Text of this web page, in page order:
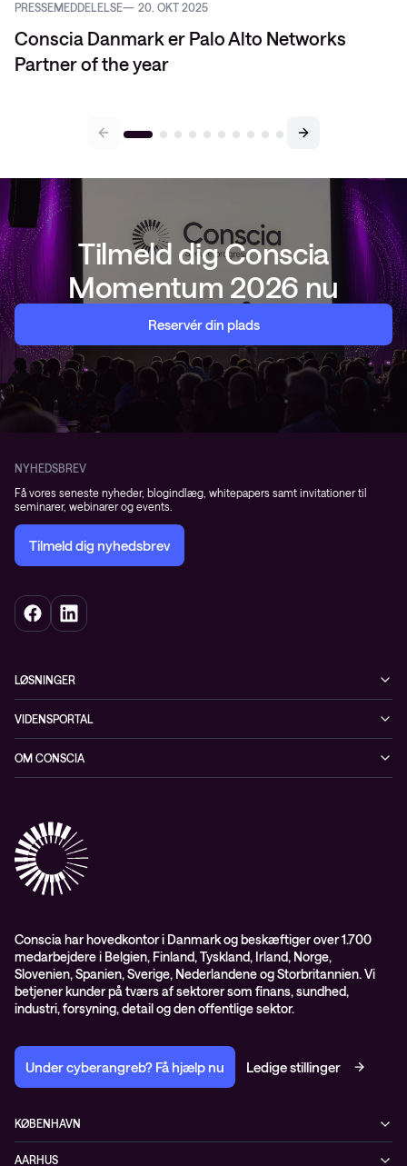
PRESSEMEDDELELSE 20. OKT 2025
Conscia Danmark er Palo Alto Networks
Partner of the year
Tilmeld dig Conscia
Momentum 2026 nu
Reservér din plads
NYHEDSBREV
Få vores seneste nyheder, blogindlæg, whitepapers samt invitationer til
seminarer, webinarer og events.
Tilmeld dig nyhedsbrev
LØSNINGER
Netværk
Datacenter & Cloud
Observability
Conscia Managed Services
Conscia Services
VIDENSPORTAL
Events
Videoer
Whitepapers
OM CONSCIA
Partnere
Presserum
ISO certifikater
Proces for kundeklager
Salgs- og leveringsbetingelser
Selskabsoplysninger og SKI-rammeaftale
Conscia har hovedkontor i Danmark og beskæftiger over 1.700
medarbejdere i Belgien, Finland, Tyskland, Irland, Norge,
Slovenien, Spanien, Sverige, Nederlandene og Storbritannien. Vi
betjener kunder på tværs af sektorer som finans, sundhed,
industri, forsyning, detail og den offentlige sektor.
Under cyberangreb? Få hjælp nu Ledige stillinger
KØBENHAVN
AARHUS